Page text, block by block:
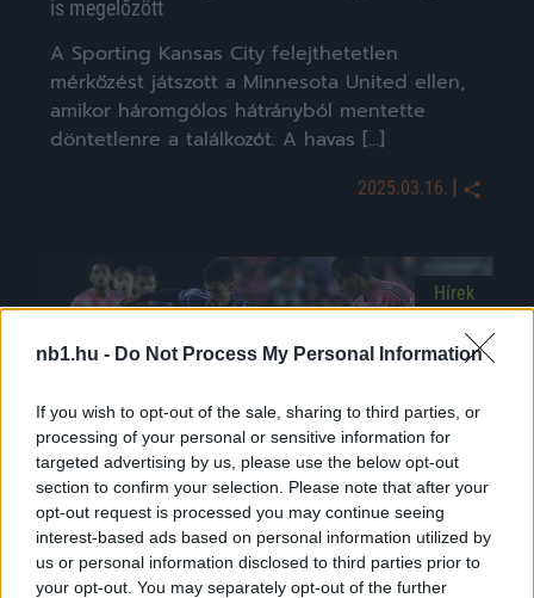
nb1.hu - Do Not Process My Personal Information
If you wish to opt-out of the sale, sharing to third parties, or
processing of your personal or sensitive information for
targeted advertising by us, please use the below opt-out
section to confirm your selection. Please note that after your
opt-out request is processed you may continue seeing
interest-based ads based on personal information utilized by
us or personal information disclosed to third parties prior to
your opt-out. You may separately opt-out of the further
is megelőzött
A Sporting Kansas City felejthetetlen
mérkőzést játszott a Minnesota United ellen,
amikor háromgólos hátrányból mentette
döntetlenre a találkozót. A havas […]
2025.03.16. |
Hírek
USA: A Barcelona legendái végezték ki a magyar
támadó csapatát